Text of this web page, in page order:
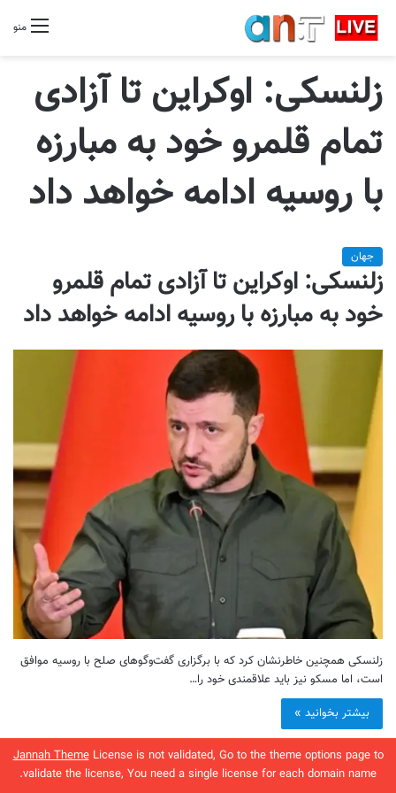
Jannah ThemeLicense is not validated, Go to the theme options page to
validate the license, You need a single license for each domain name.
منو
زلنسکی: اوکراین تا آزادی
تمام قلمرو خود به مبارزه
با روسیه ادامه خواهد داد
جهان
زلنسکی: اوکراین تا آزادی تمام قلمرو
خود به مبارزه با روسیه ادامه خواهد داد
زلنسکی همچنین خاطرنشان کرد که با برگزاری گفت‌وگوهای صلح با روسیه موافق
است، اما مسکو نیز باید علاقمندی خود را…
بیشتر بخوانید »